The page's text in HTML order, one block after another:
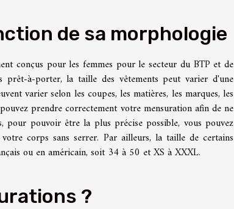
de sa morphologie
conçus pour les femmes pour le secteur du BTP et de
prêt-à-porter, la taille des vêtements peut varier d'une
varier selon les coupes, les matières, les marques, les
prendre correctement votre mensuration afin de ne
pour pouvoir être la plus précise possible, vous pouvez
corps sans serrer. Par ailleurs, la taille de certains
ou en américain, soit 34 à 50 et XS à XXXL.
?